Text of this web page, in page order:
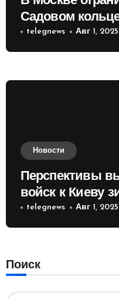
Садовом
telegnews Авг 1, 2025
Новости
Перспективы
войск к Киеву
России
telegnews Авг 1, 2025
Поиск